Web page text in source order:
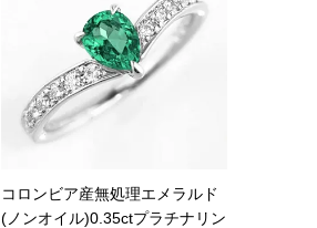
コロンビア産無処理エメラルド
(ノンオイル)0.35ctプラチナリン